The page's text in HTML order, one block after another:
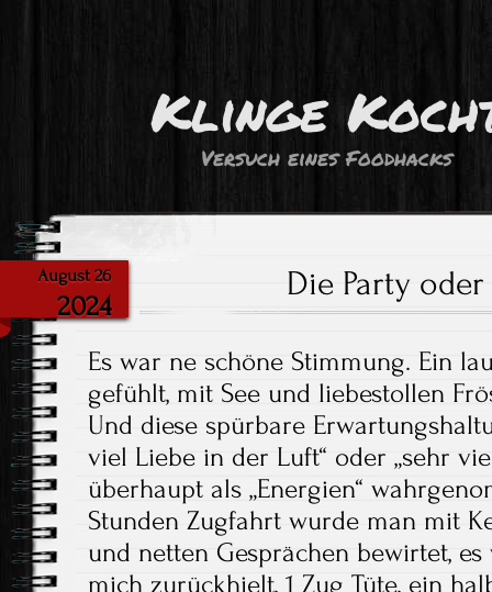
Klinge
Versuch eines Foodhacks
August 26
2024
Die Party
Es war ne schöne Stimmung. Ein
gefühlt, mit See und liebestollen
Und diese spürbare
viel Liebe in der Luft“ oder „sehr
überhaupt als „Energien“
Stunden Zugfahrt wurde man mit
und netten Gesprächen bewirtet,
mich zurückhielt, 1 Zug Tüte, ein